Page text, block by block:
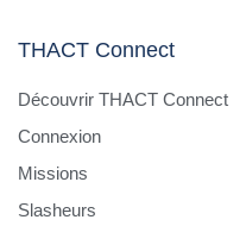
THACT Connect
Découvrir THACT Connect
Connexion
Missions
Slasheurs